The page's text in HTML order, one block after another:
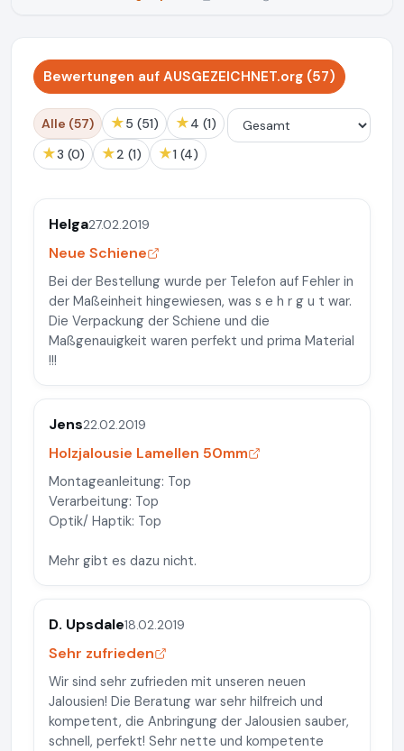
Bewertungen auf AUSGEZEICHNET.org (57)
Alle (57) ★ 5 (51) ★ 4 (1)
★ 3 (0) ★ 2 (1) ★ 1 (4)
Helga27.02.2019
Neue Schiene
Bei der Bestellung wurde per Telefon auf Fehler in
der Maßeinheit hingewiesen, was s e h r g u t war.
Die Verpackung der Schiene und die
Maßgenauigkeit waren perfekt und prima Material
!!!
Jens22.02.2019
Holzjalousie Lamellen 50mm
Montageanleitung: Top
Verarbeitung: Top
Optik/ Haptik: Top
Mehr gibt es dazu nicht.
D. Upsdale18.02.2019
Sehr zufrieden
Wir sind sehr zufrieden mit unseren neuen
Jalousien! Die Beratung war sehr hilfreich und
kompetent, die Anbringung der Jalousien sauber,
schnell, perfekt! Sehr nette und kompetente